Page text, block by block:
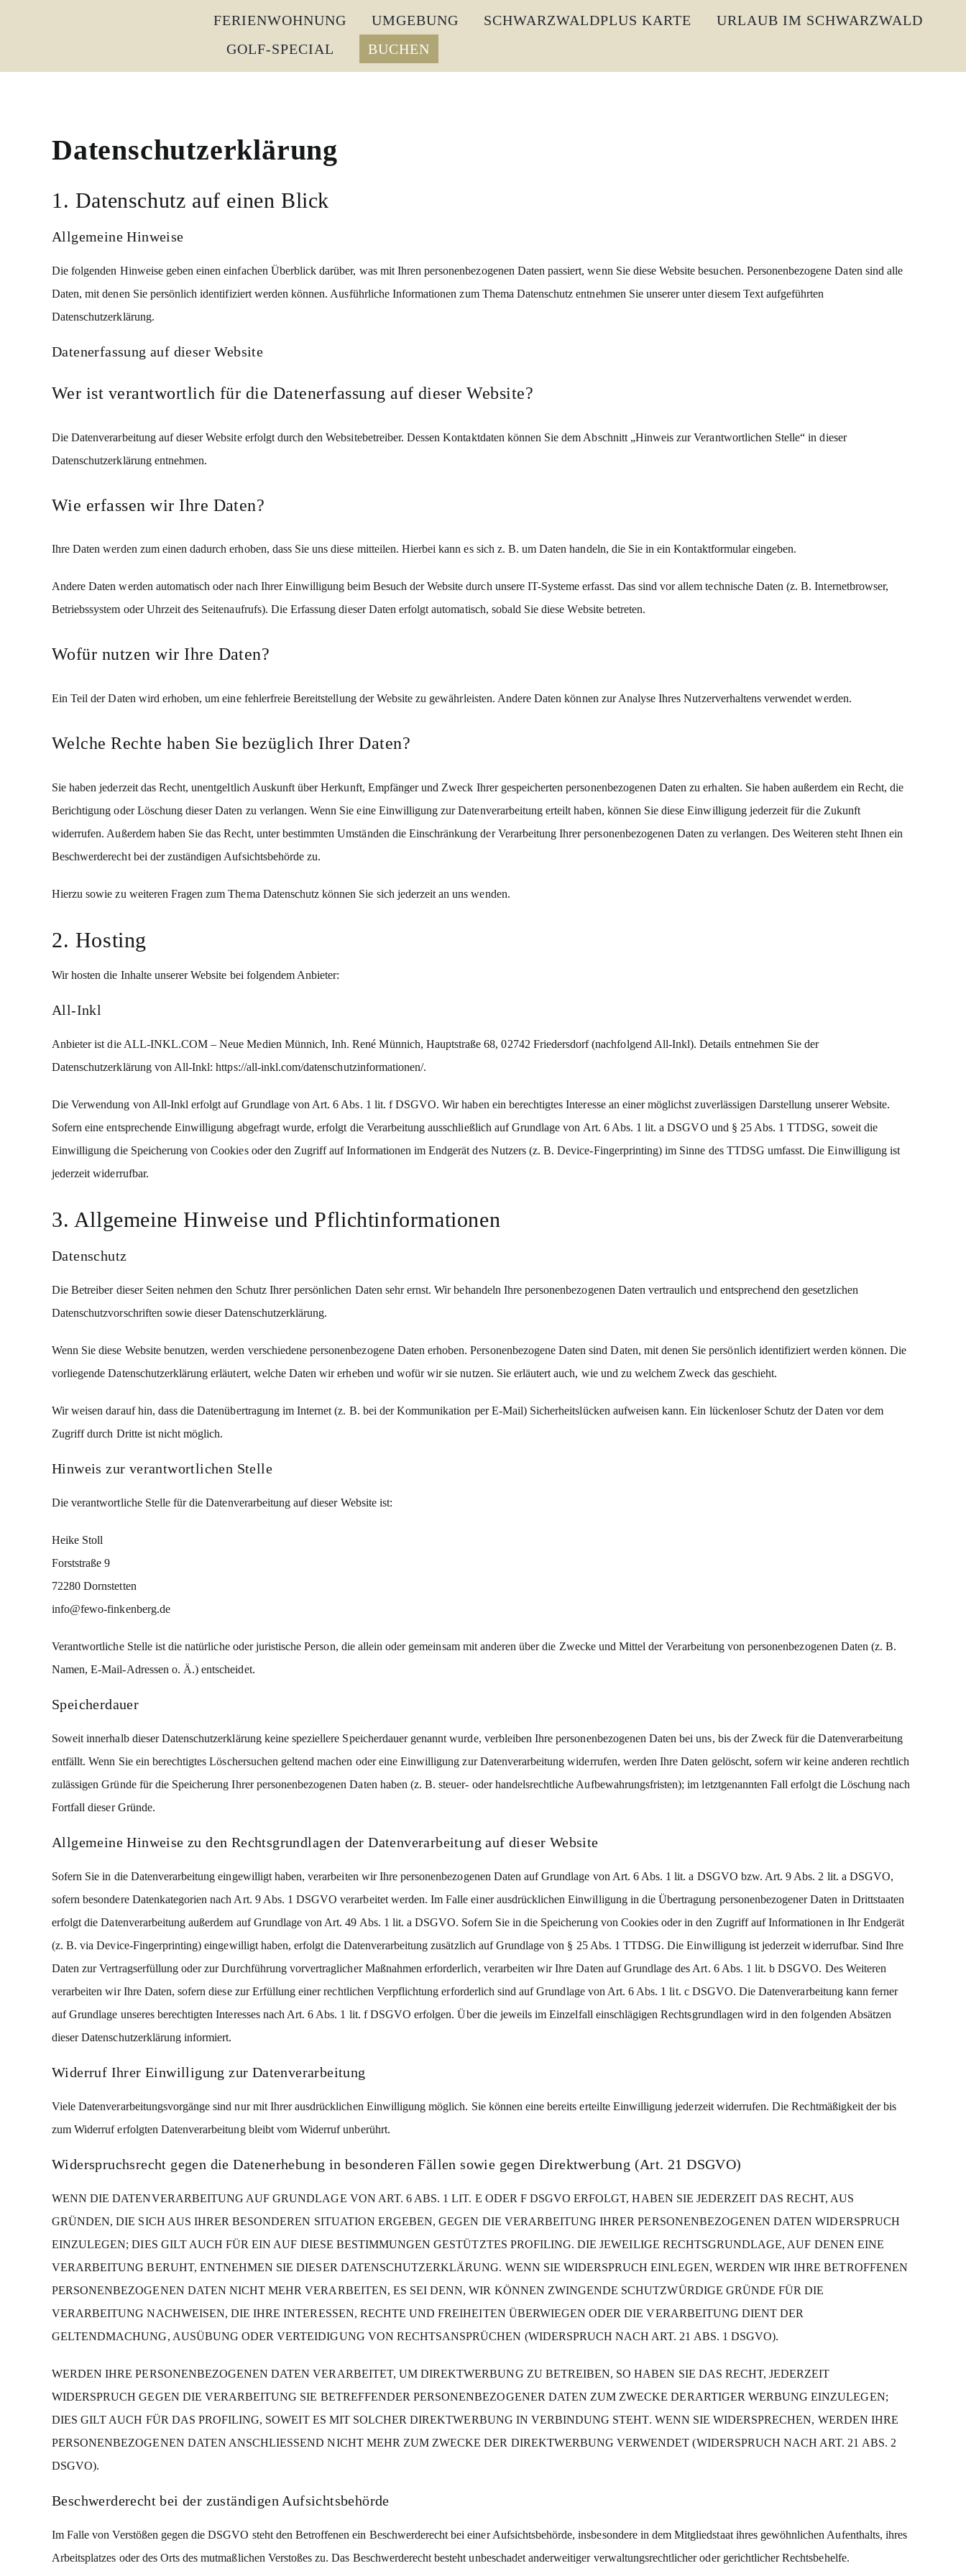
FERIENWOHNUNG UMGEBUNG SCHWARZWALDPLUS KARTE
URLAUB IM SCHWARZWALD
GOLF-SPECIAL
BUCHEN
Datenschutz­erklärung
1. Datenschutz auf einen Blick
Allgemeine Hinweise
Die folgenden Hinweise geben einen einfachen Überblick darüber, was mit Ihren personenbezogenen Daten passiert, wenn Sie diese Website besuchen. Personenbezogene Daten sind alle
Daten, mit denen Sie persönlich identifiziert werden können. Ausführliche Informationen zum Thema Datenschutz entnehmen Sie unserer unter diesem Text aufgeführten
Datenschutzerklärung.
Datenerfassung auf dieser Website
Wer ist verantwortlich für die Datenerfassung auf dieser Website?
Die Datenverarbeitung auf dieser Website erfolgt durch den Websitebetreiber. Dessen Kontaktdaten können Sie dem Abschnitt „Hinweis zur Verantwortlichen Stelle“ in dieser
Datenschutzerklärung entnehmen.
Wie erfassen wir Ihre Daten?
Ihre Daten werden zum einen dadurch erhoben, dass Sie uns diese mitteilen. Hierbei kann es sich z. B. um Daten handeln, die Sie in ein Kontaktformular eingeben.
Andere Daten werden automatisch oder nach Ihrer Einwilligung beim Besuch der Website durch unsere IT-Systeme erfasst. Das sind vor allem technische Daten (z. B. Internetbrowser,
Betriebssystem oder Uhrzeit des Seitenaufrufs). Die Erfassung dieser Daten erfolgt automatisch, sobald Sie diese Website betreten.
Wofür nutzen wir Ihre Daten?
Ein Teil der Daten wird erhoben, um eine fehlerfreie Bereitstellung der Website zu gewährleisten. Andere Daten können zur Analyse Ihres Nutzerverhaltens verwendet werden.
Welche Rechte haben Sie bezüglich Ihrer Daten?
Sie haben jederzeit das Recht, unentgeltlich Auskunft über Herkunft, Empfänger und Zweck Ihrer gespeicherten personenbezogenen Daten zu erhalten. Sie haben außerdem ein Recht, die
Berichtigung oder Löschung dieser Daten zu verlangen. Wenn Sie eine Einwilligung zur Datenverarbeitung erteilt haben, können Sie diese Einwilligung jederzeit für die Zukunft
widerrufen. Außerdem haben Sie das Recht, unter bestimmten Umständen die Einschränkung der Verarbeitung Ihrer personenbezogenen Daten zu verlangen. Des Weiteren steht Ihnen ein
Beschwerderecht bei der zuständigen Aufsichtsbehörde zu.
Hierzu sowie zu weiteren Fragen zum Thema Datenschutz können Sie sich jederzeit an uns wenden.
2. Hosting
Wir hosten die Inhalte unserer Website bei folgendem Anbieter:
All-Inkl
Anbieter ist die ALL-INKL.COM – Neue Medien Münnich, Inh. René Münnich, Hauptstraße 68, 02742 Friedersdorf (nachfolgend All-Inkl). Details entnehmen Sie der
Datenschutzerklärung von All-Inkl:https://all-inkl.com/datenschutzinformationen/.
Die Verwendung von All-Inkl erfolgt auf Grundlage von Art. 6 Abs. 1 lit. f DSGVO. Wir haben ein berechtigtes Interesse an einer möglichst zuverlässigen Darstellung unserer Website.
Sofern eine entsprechende Einwilligung abgefragt wurde, erfolgt die Verarbeitung ausschließlich auf Grundlage von Art. 6 Abs. 1 lit. a DSGVO und § 25 Abs. 1 TTDSG, soweit die
Einwilligung die Speicherung von Cookies oder den Zugriff auf Informationen im Endgerät des Nutzers (z. B. Device-Fingerprinting) im Sinne des TTDSG umfasst. Die Einwilligung ist
jederzeit widerrufbar.
3. Allgemeine Hinweise und Pflicht­informationen
Datenschutz
Die Betreiber dieser Seiten nehmen den Schutz Ihrer persönlichen Daten sehr ernst. Wir behandeln Ihre personenbezogenen Daten vertraulich und entsprechend den gesetzlichen
Datenschutzvorschriften sowie dieser Datenschutzerklärung.
Wenn Sie diese Website benutzen, werden verschiedene personenbezogene Daten erhoben. Personenbezogene Daten sind Daten, mit denen Sie persönlich identifiziert werden können. Die
vorliegende Datenschutzerklärung erläutert, welche Daten wir erheben und wofür wir sie nutzen. Sie erläutert auch, wie und zu welchem Zweck das geschieht.
Wir weisen darauf hin, dass die Datenübertragung im Internet (z. B. bei der Kommunikation per E-Mail) Sicherheitslücken aufweisen kann. Ein lückenloser Schutz der Daten vor dem
Zugriff durch Dritte ist nicht möglich.
Hinweis zur verantwortlichen Stelle
Die verantwortliche Stelle für die Datenverarbeitung auf dieser Website ist:
Heike Stoll
Forststraße 9
72280 Dornstetten
info@fewo-finkenberg.de
Verantwortliche Stelle ist die natürliche oder juristische Person, die allein oder gemeinsam mit anderen über die Zwecke und Mittel der Verarbeitung von personenbezogenen Daten (z. B.
Namen, E-Mail-Adressen o. Ä.) entscheidet.
Speicherdauer
Soweit innerhalb dieser Datenschutzerklärung keine speziellere Speicherdauer genannt wurde, verbleiben Ihre personenbezogenen Daten bei uns, bis der Zweck für die Datenverarbeitung
entfällt. Wenn Sie ein berechtigtes Löschersuchen geltend machen oder eine Einwilligung zur Datenverarbeitung widerrufen, werden Ihre Daten gelöscht, sofern wir keine anderen rechtlich
zulässigen Gründe für die Speicherung Ihrer personenbezogenen Daten haben (z. B. steuer- oder handelsrechtliche Aufbewahrungsfristen); im letztgenannten Fall erfolgt die Löschung nach
Fortfall dieser Gründe.
Allgemeine Hinweise zu den Rechtsgrundlagen der Datenverarbeitung auf dieser Website
Sofern Sie in die Datenverarbeitung eingewilligt haben, verarbeiten wir Ihre personenbezogenen Daten auf Grundlage von Art. 6 Abs. 1 lit. a DSGVO bzw. Art. 9 Abs. 2 lit. a DSGVO,
sofern besondere Datenkategorien nach Art. 9 Abs. 1 DSGVO verarbeitet werden. Im Falle einer ausdrücklichen Einwilligung in die Übertragung personenbezogener Daten in Drittstaaten
erfolgt die Datenverarbeitung außerdem auf Grundlage von Art. 49 Abs. 1 lit. a DSGVO. Sofern Sie in die Speicherung von Cookies oder in den Zugriff auf Informationen in Ihr Endgerät
(z. B. via Device-Fingerprinting) eingewilligt haben, erfolgt die Datenverarbeitung zusätzlich auf Grundlage von § 25 Abs. 1 TTDSG. Die Einwilligung ist jederzeit widerrufbar. Sind Ihre
Daten zur Vertragserfüllung oder zur Durchführung vorvertraglicher Maßnahmen erforderlich, verarbeiten wir Ihre Daten auf Grundlage des Art. 6 Abs. 1 lit. b DSGVO. Des Weiteren
verarbeiten wir Ihre Daten, sofern diese zur Erfüllung einer rechtlichen Verpflichtung erforderlich sind auf Grundlage von Art. 6 Abs. 1 lit. c DSGVO. Die Datenverarbeitung kann ferner
auf Grundlage unseres berechtigten Interesses nach Art. 6 Abs. 1 lit. f DSGVO erfolgen. Über die jeweils im Einzelfall einschlägigen Rechtsgrundlagen wird in den folgenden Absätzen
dieser Datenschutzerklärung informiert.
Widerruf Ihrer Einwilligung zur Datenverarbeitung
Viele Datenverarbeitungsvorgänge sind nur mit Ihrer ausdrücklichen Einwilligung möglich. Sie können eine bereits erteilte Einwilligung jederzeit widerrufen. Die Rechtmäßigkeit der bis
zum Widerruf erfolgten Datenverarbeitung bleibt vom Widerruf unberührt.
Widerspruchsrecht gegen die Datenerhebung in besonderen Fällen sowie gegen Direktwerbung (Art. 21 DSGVO)
WENN DIE DATENVERARBEITUNG AUF GRUNDLAGE VON ART. 6 ABS. 1 LIT. E ODER F DSGVO ERFOLGT, HABEN SIE JEDERZEIT DAS RECHT, AUS
GRÜNDEN, DIE SICH AUS IHRER BESONDEREN SITUATION ERGEBEN, GEGEN DIE VERARBEITUNG IHRER PERSONENBEZOGENEN DATEN WIDERSPRUCH
EINZULEGEN; DIES GILT AUCH FÜR EIN AUF DIESE BESTIMMUNGEN GESTÜTZTES PROFILING. DIE JEWEILIGE RECHTSGRUNDLAGE, AUF DENEN EINE
VERARBEITUNG BERUHT, ENTNEHMEN SIE DIESER DATENSCHUTZERKLÄRUNG. WENN SIE WIDERSPRUCH EINLEGEN, WERDEN WIR IHRE BETROFFENEN
PERSONENBEZOGENEN DATEN NICHT MEHR VERARBEITEN, ES SEI DENN, WIR KÖNNEN ZWINGENDE SCHUTZWÜRDIGE GRÜNDE FÜR DIE
VERARBEITUNG NACHWEISEN, DIE IHRE INTERESSEN, RECHTE UND FREIHEITEN ÜBERWIEGEN ODER DIE VERARBEITUNG DIENT DER
GELTENDMACHUNG, AUSÜBUNG ODER VERTEIDIGUNG VON RECHTSANSPRÜCHEN (WIDERSPRUCH NACH ART. 21 ABS. 1 DSGVO).
WERDEN IHRE PERSONENBEZOGENEN DATEN VERARBEITET, UM DIREKTWERBUNG ZU BETREIBEN, SO HABEN SIE DAS RECHT, JEDERZEIT
WIDERSPRUCH GEGEN DIE VERARBEITUNG SIE BETREFFENDER PERSONENBEZOGENER DATEN ZUM ZWECKE DERARTIGER WERBUNG EINZULEGEN;
DIES GILT AUCH FÜR DAS PROFILING, SOWEIT ES MIT SOLCHER DIREKTWERBUNG IN VERBINDUNG STEHT. WENN SIE WIDERSPRECHEN, WERDEN IHRE
PERSONENBEZOGENEN DATEN ANSCHLIESSEND NICHT MEHR ZUM ZWECKE DER DIREKTWERBUNG VERWENDET (WIDERSPRUCH NACH ART. 21 ABS. 2
DSGVO).
Beschwerde­recht bei der zuständigen Aufsichts­behörde
Im Falle von Verstößen gegen die DSGVO steht den Betroffenen ein Beschwerderecht bei einer Aufsichtsbehörde, insbesondere in dem Mitgliedstaat ihres gewöhnlichen Aufenthalts, ihres
Arbeitsplatzes oder des Orts des mutmaßlichen Verstoßes zu. Das Beschwerderecht besteht unbeschadet anderweitiger verwaltungsrechtlicher oder gerichtlicher Rechtsbehelfe.